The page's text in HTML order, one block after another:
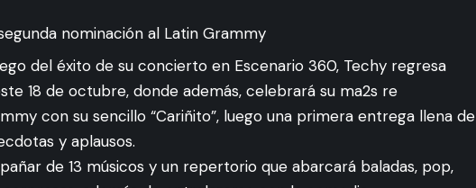
nominación al Latin Grammy
del éxito de su concierto en Escenario 360, Techy regresa
18 de octubre, donde además, celebrará su ma2s re
con su sencillo “Cariñito”, luego una primera entrega llena de
y aplausos.
de 13 músicos y un repertorio que abarcará baladas, pop,